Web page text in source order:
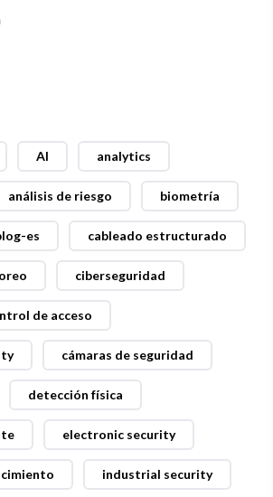
AI analytics
análisis de riesgo biometría
es cableado estructurado
ciberseguridad
de acceso
cámaras de seguridad
detección física
electronic security
industrial security